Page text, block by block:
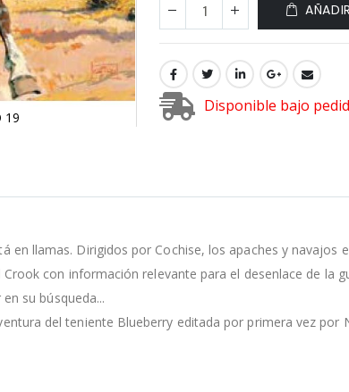
19
AÑADIR
Disponible bajo
en llamas. Dirigidos por Cochise, los apaches y
Crook con información relevante para el desenlace de
su búsqueda...
del teniente Blueberry editada por primera vez por